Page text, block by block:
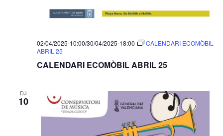
CALENDARI ECOMÒBIL ABRIL 25
02/04/2025-10:00/30/04/2025-18:00
CALENDARI ECOMÒBIL
ABRIL 25
DJ
10